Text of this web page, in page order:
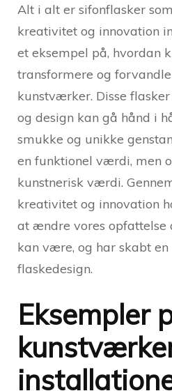
Alt i alt er sifonflasker
kreativitet og innovation
et eksempel på, hvordan
transformere og
kunstværker. Disse
og design kan gå hånd i
smukke og unikke
en funktionel værdi, men
kunstnerisk værdi.
kreativitet og innovation
at ændre vores opfattelse
kan være, og har skabt
flaskedesign.
Eksempler